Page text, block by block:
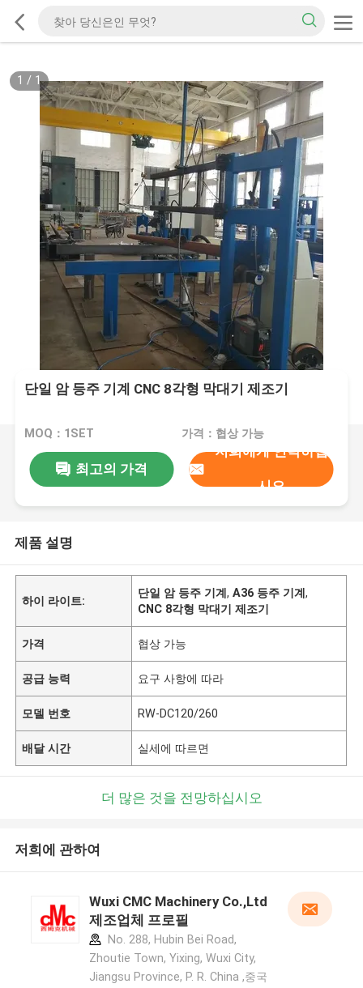
1 / 1
단일 암 등주 기계 CNC 8각형 막대기 제조기
MOQ：1SET 가격：협상 가능
최고의 가격
저희에게 연락하십
시오
제품 설명
하이 라이트:
단일 암 등주 기계,A36 등주 기계,
CNC 8각형 막대기 제조기
가격 협상 가능
공급 능력 요구 사항에 따라
모델 번호 RW-DC120/260
배달 시간 실세에 따르면
더 많은 것을 전망하십시오
저희에 관하여
Wuxi CMC Machinery Co.,Ltd
제조업체 프로필
No. 288, Hubin Bei Road,
Zhoutie Town, Yixing, Wuxi City,
Jiangsu Province, P. R. China ,중국